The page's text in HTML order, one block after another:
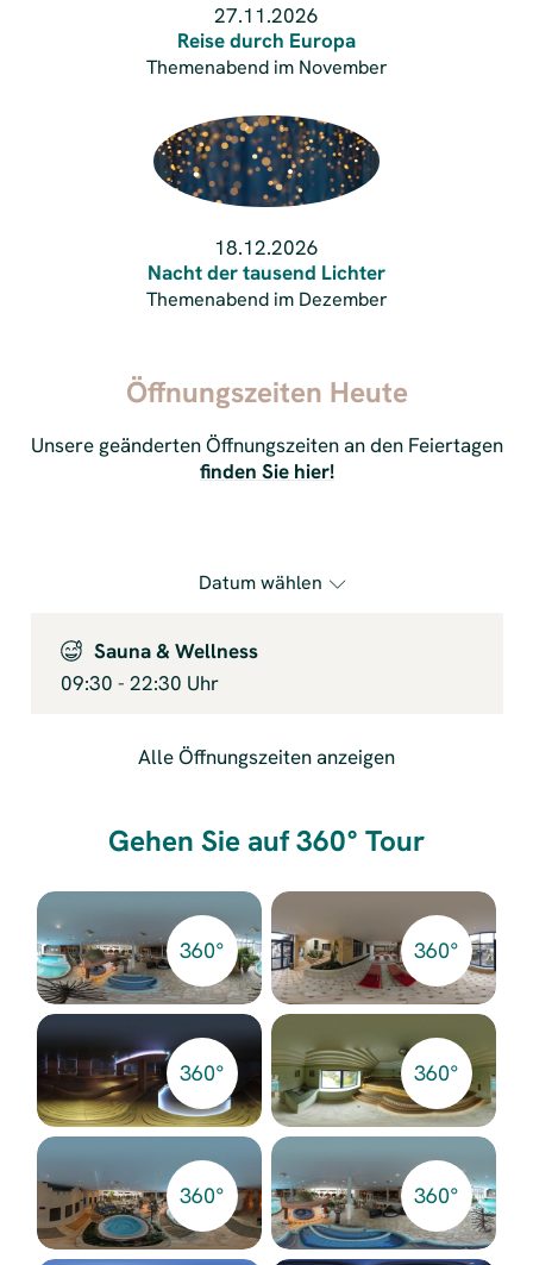
27.11.2026
Reise durch Europa
Themenabend im November
18.12.2026
Nacht der tausend Lichter
Themenabend im Dezember
Öffnungszeiten Heute
Unsere geänderten Öffnungszeiten an den Feiertagen
finden Sie hier!
Datum wählen
Sauna & Wellness
09:30 - 22:30 Uhr
Alle Öffnungszeiten anzeigen
Gehen Sie auf 360° Tour